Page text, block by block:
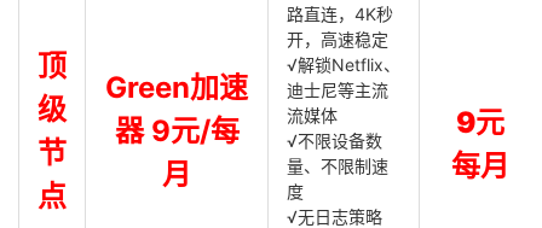
顶
级
节
点
Green加速
器 9元/每
月
路直连，4K秒
开，高速稳定
√解锁Netflix、
迪士尼等主流
流媒体
√不限设备数
量、不限制速
度
√无日志策略
9元
每月